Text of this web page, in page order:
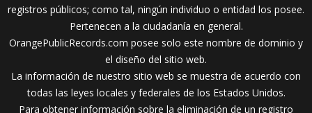
registros públicos; como tal, ningún individuo o entidad los posee.
Pertenecen a la ciudadanía en general.
OrangePublicRecords.com posee solo este nombre de dominio y
el diseño del sitio web.
La información de nuestro sitio web se muestra de acuerdo con
todas las leyes locales y federales de los Estados Unidos.
Para obtener información sobre la eliminación de un registro